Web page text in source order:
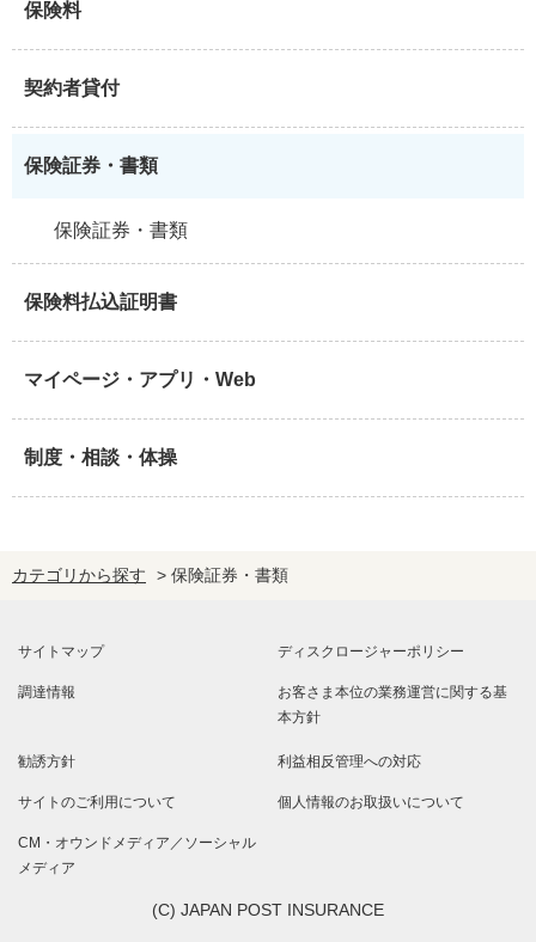
保険料
契約者貸付
保険証券・書類
保険証券・書類
保険料払込証明書
マイページ・アプリ・Web
制度・相談・体操
カテゴリから探す > 保険証券・書類
サイトマップ ディスクロージャーポリシー
調達情報 お客さま本位の業務運営に関する基
本方針
勧誘方針 利益相反管理への対応
サイトのご利用について 個人情報のお取扱いについて
CM・オウンドメディア／ソーシャル
メディア
(C) JAPAN POST INSURANCE